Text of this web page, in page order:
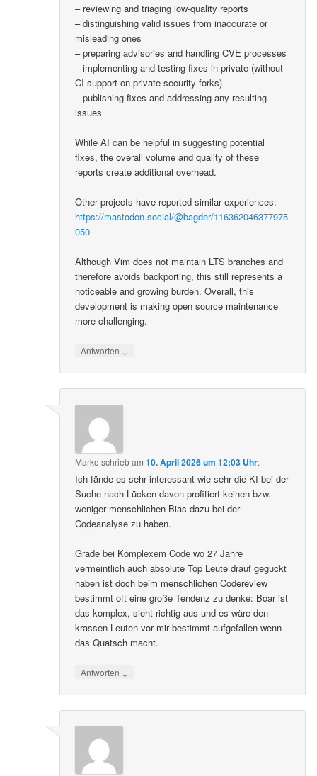
– reviewing and triaging low-quality reports
– distinguishing valid issues from inaccurate or
misleading ones
– preparing advisories and handling CVE processes
– implementing and testing fixes in private (without
CI support on private security forks)
– publishing fixes and addressing any resulting
issues
While AI can be helpful in suggesting potential
fixes, the overall volume and quality of these
reports create additional overhead.
Other projects have reported similar experiences:
https://mastodon.social/@bagder/116362046377975
050
Although Vim does not maintain LTS branches and
therefore avoids backporting, this still represents a
noticeable and growing burden. Overall, this
development is making open source maintenance
more challenging.
Antworten ↓
Marko schriebam10. April 2026 um 12:03 Uhr:
Ich fände es sehr interessant wie sehr die KI bei der
Suche nach Lücken davon profitiert keinen bzw.
weniger menschlichen Bias dazu bei der
Codeanalyse zu haben.
Grade bei Komplexem Code wo 27 Jahre
vermeintlich auch absolute Top Leute drauf geguckt
haben ist doch beim menschlichen Codereview
bestimmt oft eine große Tendenz zu denke: Boar ist
das komplex, sieht richtig aus und es wäre den
krassen Leuten vor mir bestimmt aufgefallen wenn
das Quatsch macht.
Antworten ↓